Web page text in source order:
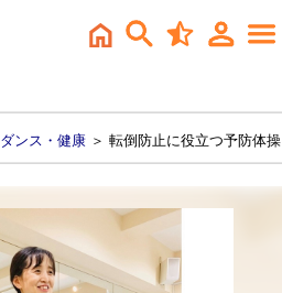
ダンス・健康 ＞ 転倒防止に役立つ予防体操